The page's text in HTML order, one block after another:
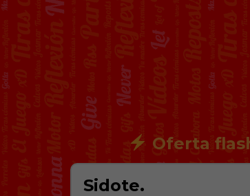
Oferta
Sidote.